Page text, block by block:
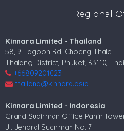
Regional
Kinnara Limited - Thailand
58, 9 Lagoon Rd, Choeng Thale
Thalang District, Phuket, 83110,
+66809201023
thailand@kinnara.asia
Kinnara Limited - Indonesia
Grand Sudirman Office Panin
Jl. Jendral Sudirman No. 7